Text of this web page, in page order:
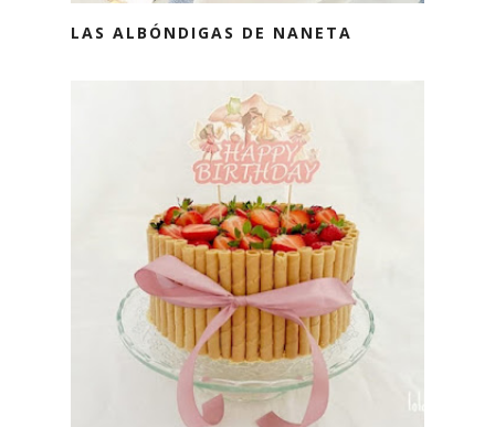
LAS ALBÓNDIGAS DE NANETA